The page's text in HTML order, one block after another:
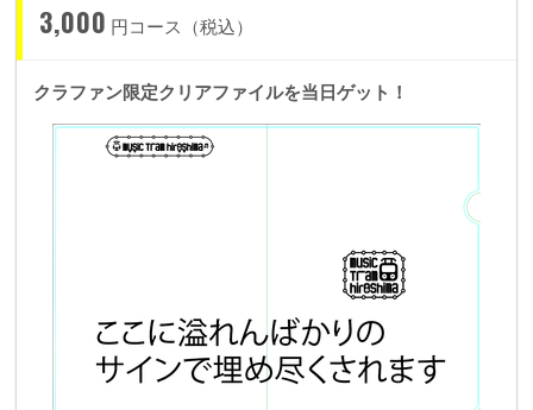
「浜田省吾」「原田真二」「村下孝蔵」「もんたよしのり」
「ユニコーン」「ポルノグラフィティ」「Perfume」
数々のシンガーソングライター、数々のバンド、数々のミュージシャンを輩出してき
現在も広島のインディーズシーンは盛り上がっているのです。
広島の街に溢れる音楽の素晴らしさをまずは広島の方々に知ってもらいたいのです。
まずは有料というハードルを下げ、より多くの方に音楽に触れていただきたいので
3,000 円コース（税込）
クラファン限定クリアファイルを当日ゲット！